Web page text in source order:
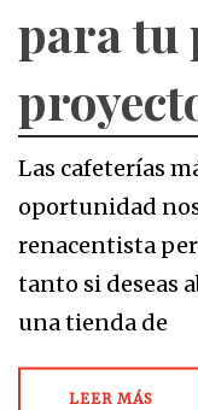
para tu
Las cafeterías
oportunidad
renacentista
tanto si deseas
una tienda de
LEER MÁS